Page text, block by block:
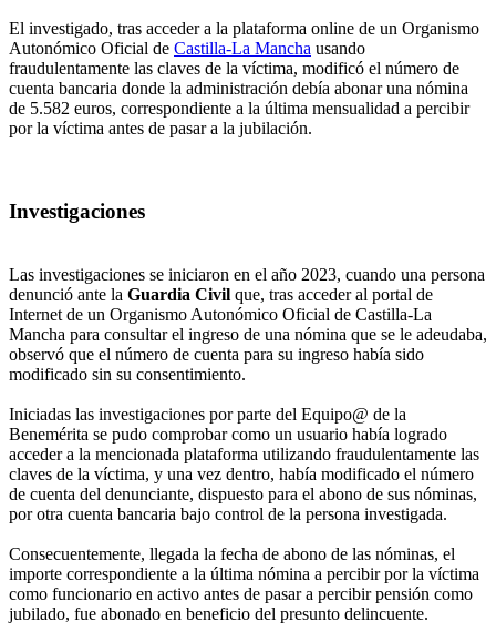
El investigado, tras acceder a la plataforma online de un Organismo
Autonómico Oficial de Castilla-La Mancha usando
fraudulentamente las claves de la víctima, modificó el número de
cuenta bancaria donde la administración debía abonar una nómina
de 5.582 euros, correspondiente a la última mensualidad a percibir
por la víctima antes de pasar a la jubilación.
Investigaciones
Las investigaciones se iniciaron en el año 2023, cuando una persona
denunció ante la Guardia Civil que, tras acceder al portal de
Internet de un Organismo Autonómico Oficial de Castilla-La
Mancha para consultar el ingreso de una nómina que se le adeudaba,
observó que el número de cuenta para su ingreso había sido
modificado sin su consentimiento.
Iniciadas las investigaciones por parte del Equipo@ de la
Benemérita se pudo comprobar como un usuario había logrado
acceder a la mencionada plataforma utilizando fraudulentamente las
claves de la víctima, y una vez dentro, había modificado el número
de cuenta del denunciante, dispuesto para el abono de sus nóminas,
por otra cuenta bancaria bajo control de la persona investigada.
Consecuentemente, llegada la fecha de abono de las nóminas, el
importe correspondiente a la última nómina a percibir por la víctima
como funcionario en activo antes de pasar a percibir pensión como
jubilado, fue abonado en beneficio del presunto delincuente.